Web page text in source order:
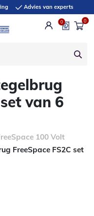
Advies van experts
0 0
van 6
100 Volt
FreeSpace FS2C set